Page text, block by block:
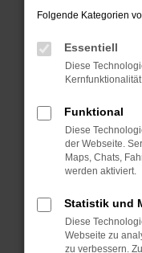
Prüfe deine
können das
verhindern.
anderen
Starte dein
Das kann
Probleme zu
sind.
Veraltete
Folgende Kategorien
Essentiell
Diese
Funktional
Diese
der Webseite.
Maps, Chats,
werden aktiviert.
Statistik und
Diese
Webseite zu
zu verbessern.